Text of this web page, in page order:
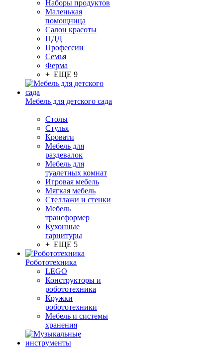
Наборы продуктов
Маленькая
помощница
Салон красоты
ПДД
Профессии
Семья
Ферма
+ ЕЩЕ 9
Мебель для детского сада
Столы
Cтулья
Кровати
Мебель для
раздевалок
Мебель для
туалетных комнат
Игровая мебель
Мягкая мебель
Стеллажи и стенки
Мебель
трансформер
Кухонные
гарнитуры
+ ЕЩЕ 5
Робототехника
LEGO
Конструкторы и
робототехника
Кружки
робототехники
Мебель и системы
хранения